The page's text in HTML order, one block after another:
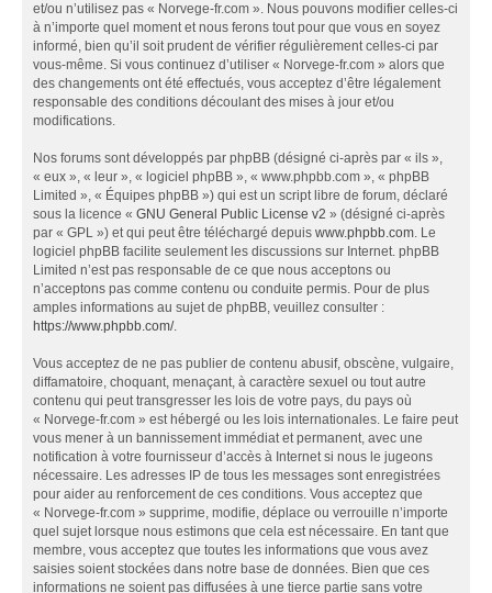
et/ou n’utilisez pas « Norvege-fr.com ». Nous pouvons modifier celles-ci
à n’importe quel moment et nous ferons tout pour que vous en soyez
informé, bien qu’il soit prudent de vérifier régulièrement celles-ci par
vous-même. Si vous continuez d’utiliser « Norvege-fr.com » alors que
des changements ont été effectués, vous acceptez d’être légalement
responsable des conditions découlant des mises à jour et/ou
modifications.
Nos forums sont développés par phpBB (désigné ci-après par « ils »,
« eux », « leur », « logiciel phpBB », « www.phpbb.com », « phpBB
Limited », « Équipes phpBB ») qui est un script libre de forum, déclaré
sous la licence « GNU General Public License v2 » (désigné ci-après
par « GPL ») et qui peut être téléchargé depuis www.phpbb.com. Le
logiciel phpBB facilite seulement les discussions sur Internet. phpBB
Limited n’est pas responsable de ce que nous acceptons ou
n’acceptons pas comme contenu ou conduite permis. Pour de plus
amples informations au sujet de phpBB, veuillez consulter :
https://www.phpbb.com/.
Vous acceptez de ne pas publier de contenu abusif, obscène, vulgaire,
diffamatoire, choquant, menaçant, à caractère sexuel ou tout autre
contenu qui peut transgresser les lois de votre pays, du pays où
« Norvege-fr.com » est hébergé ou les lois internationales. Le faire peut
vous mener à un bannissement immédiat et permanent, avec une
notification à votre fournisseur d’accès à Internet si nous le jugeons
nécessaire. Les adresses IP de tous les messages sont enregistrées
pour aider au renforcement de ces conditions. Vous acceptez que
« Norvege-fr.com » supprime, modifie, déplace ou verrouille n’importe
quel sujet lorsque nous estimons que cela est nécessaire. En tant que
membre, vous acceptez que toutes les informations que vous avez
saisies soient stockées dans notre base de données. Bien que ces
informations ne soient pas diffusées à une tierce partie sans votre